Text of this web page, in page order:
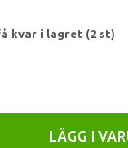
kvar i lagret (2 st)
LÄGG I